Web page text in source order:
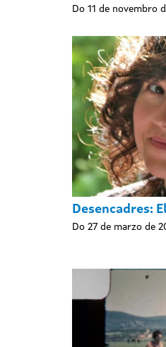
Do 11 de novembro
Desencadres:
Do 27 de marzo de